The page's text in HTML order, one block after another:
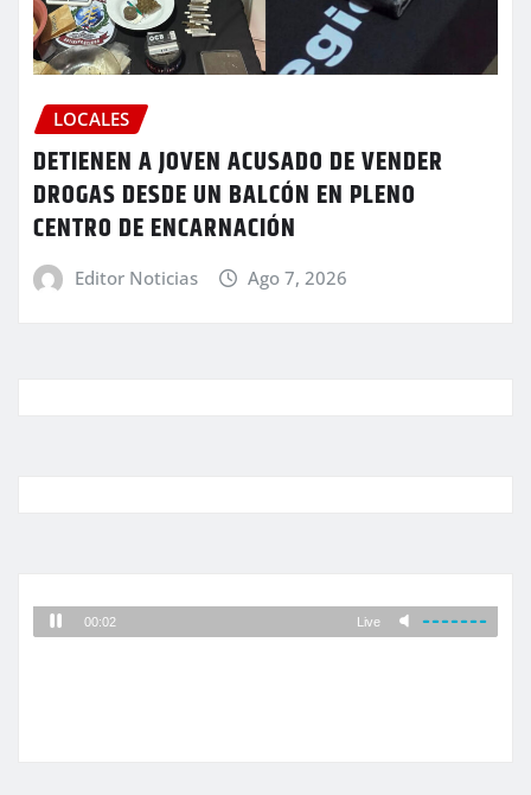
LOCALES
DETIENEN A JOVEN ACUSADO DE VENDER
DROGAS DESDE UN BALCÓN EN PLENO
CENTRO DE ENCARNACIÓN
Editor Noticias Ago 7, 2026